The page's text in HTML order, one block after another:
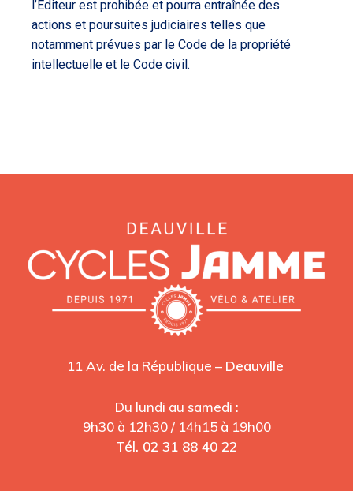
l’Editeur est prohibée et pourra entraînée des
actions et poursuites judiciaires telles que
notamment prévues par le Code de la propriété
intellectuelle et le Code civil.
11 Av. de la République – Deauville
Du lundi au samedi :
9h30 à 12h30 / 14h15 à 19h00
Tél. 02 31 88 40 22